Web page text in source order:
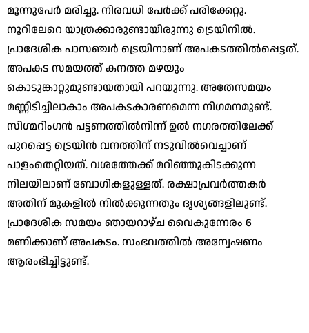
മൂന്നുപേർ മരിച്ചു. നിരവധി പേർക്ക് പരിക്കേറ്റു.
നൂറിലേറെ യാത്രക്കാരുണ്ടായിരുന്നു ട്രെയിനിൽ.
പ്രാദേശിക പാസഞ്ചർ ട്രെയിനാണ് അപകടത്തിൽപ്പെട്ടത്.
അപകട സമയത്ത് കനത്ത മഴയും
കൊടുങ്കാറ്റുമുണ്ടായതായി പറയുന്നു. അതേസമയം
മണ്ണിടിച്ചിലാകാം അപകടകാരണമെന്ന നിഗമനമുണ്ട്.
സിഗ്മറിംഗൻ പട്ടണത്തിൽനിന്ന് ഉൽ നഗരത്തിലേക്ക്
പുറപ്പെട്ട ട്രെയിൻ വനത്തിന് നടുവിൽവെച്ചാണ്
പാളംതെറ്റിയത്. വശത്തേക്ക് മറിഞ്ഞുകിടക്കുന്ന
നിലയിലാണ് ബോഗികളുള്ളത്. രക്ഷാപ്രവർത്തകർ
അതിന് മുകളിൽ നിൽക്കുന്നതും ദൃശ്യങ്ങളിലുണ്ട്.
പ്രാദേശിക സമയം ഞായറാഴ്ച വൈകുന്നേരം 6
മണിക്കാണ് അപകടം. സംഭവത്തിൽ അന്വേഷണം
ആരംഭിച്ചിട്ടുണ്ട്.